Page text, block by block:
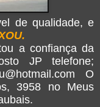
de qualidade, e
a confiança da
JP telefone;
O
3958 no Meus